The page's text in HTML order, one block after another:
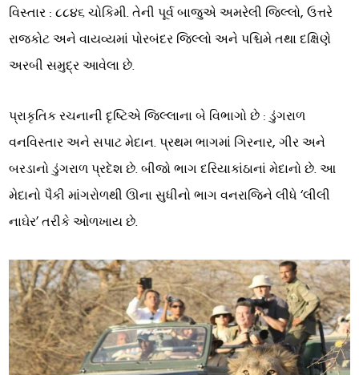
વિસ્તાર : ૮૮૪૬ ચોકિમી. તેની પૂર્વ બાજુએ અમરેલી જિલ્લો, ઉત્તરે
રાજકોટ અને વાયવ્યમાં પોરબંદર જિલ્લો અને પશ્ચિમે તથા દક્ષિણે
અરબી સમુદ્ર આવેલા છે.
પ્રાકૃતિક રચનાની દૃષ્ટિએ જિલ્લાના બે વિભાગો છે : ડુંગરાળ
વનવિસ્તાર અને સપાટ મેદાન. પ્રથમ ભાગમાં ગિરનાર, ગીર અને
બરડાનો ડુંગરાળ પ્રદેશ છે. બીજો ભાગ દરિયાકાંઠાનાં મેદાનો છે. આ
મેદાનો પૈકી માંગરોળથી ઊના સુધીનો ભાગ વનરાજિને લીધે ‘લીલી
નાઘેર’ તરીકે ઓળખાય છે.